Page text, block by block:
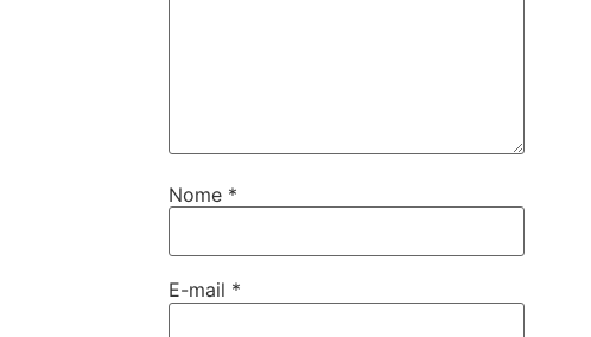
Nome *
E-mail *